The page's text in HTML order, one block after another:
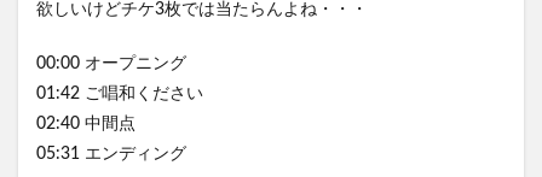
欲しいけどチケ3枚では当たらんよね・・・
00:00 オープニング
01:42 ご唱和ください
02:40 中間点
05:31 エンディング